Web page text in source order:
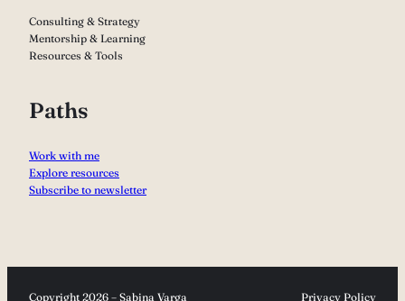
Consulting & Strategy
Mentorship & Learning
Resources & Tools
Paths
Work with me
Explore resources
Subscribe to newsletter
Copyright 2026 – Sabina Varga Privacy Policy